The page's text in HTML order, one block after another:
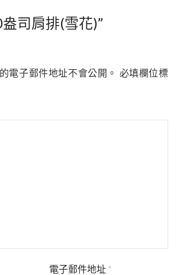
司肩排(雪花)”
電子郵件地址不會公開。 必填欄位標
電子郵件地址 *